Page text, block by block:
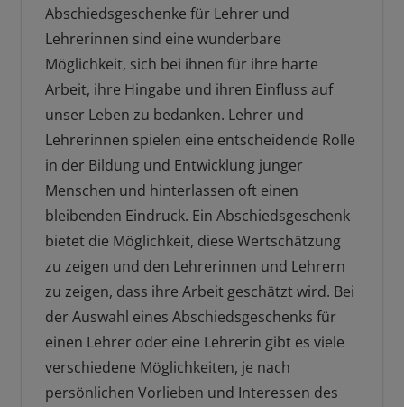
Abschiedsgeschenke für Lehrer und
Lehrerinnen sind eine wunderbare
Möglichkeit, sich bei ihnen für ihre harte
Arbeit, ihre Hingabe und ihren Einfluss auf
unser Leben zu bedanken. Lehrer und
Lehrerinnen spielen eine entscheidende Rolle
in der Bildung und Entwicklung junger
Menschen und hinterlassen oft einen
bleibenden Eindruck. Ein Abschiedsgeschenk
bietet die Möglichkeit, diese Wertschätzung
zu zeigen und den Lehrerinnen und Lehrern
zu zeigen, dass ihre Arbeit geschätzt wird. Bei
der Auswahl eines Abschiedsgeschenks für
einen Lehrer oder eine Lehrerin gibt es viele
verschiedene Möglichkeiten, je nach
persönlichen Vorlieben und Interessen des